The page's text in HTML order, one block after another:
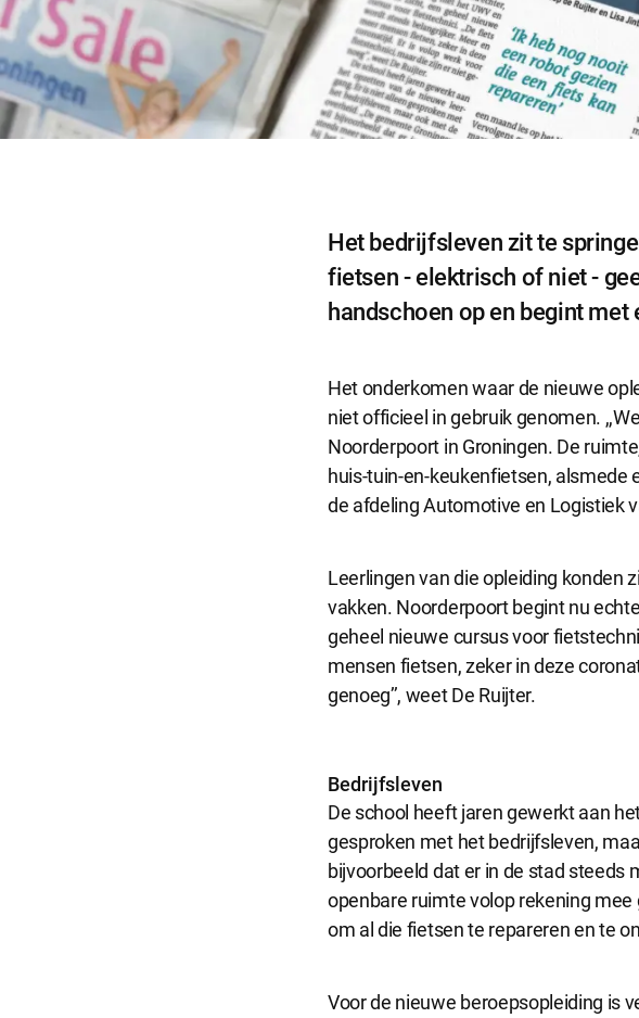
Noodzakelijke cookies
Noodzakelijke cookies zijn
Functionele cookies
Functionele cookies hebben een
website goed functioneert.
Analytische cookies
Marketing cookies
Marketing cookies worden gebruikt
zoals Facebook en Google. De
Selectie accepteren
Het bedrijfsleven zit te
fietsen - elektrisch of niet -
handschoen op en begint met
Het onderkomen waar de nieuwe
niet officieel in gebruik genomen.
Noorderpoort in Groningen. De
huis-tuin-en-keukenfietsen,
de afdeling Automotive en Logistiek
Leerlingen van die opleiding konden
vakken. Noorderpoort begint nu
geheel nieuwe cursus voor
mensen fietsen, zeker in deze
genoeg’’, weet De Ruijter.
Bedrijfsleven
De school heeft jaren gewerkt aan
gesproken met het bedrijfsleven,
bijvoorbeeld dat er in de stad steeds
openbare ruimte volop rekening
om al die fietsen te repareren en te
Voor de nieuwe beroepsopleiding is